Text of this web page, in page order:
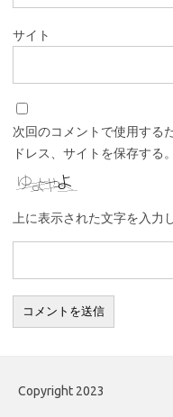
サイト
次回のコメントで使用する
ドレス、サイトを保存する。
上に表示された文字を入力
Copyright 2023